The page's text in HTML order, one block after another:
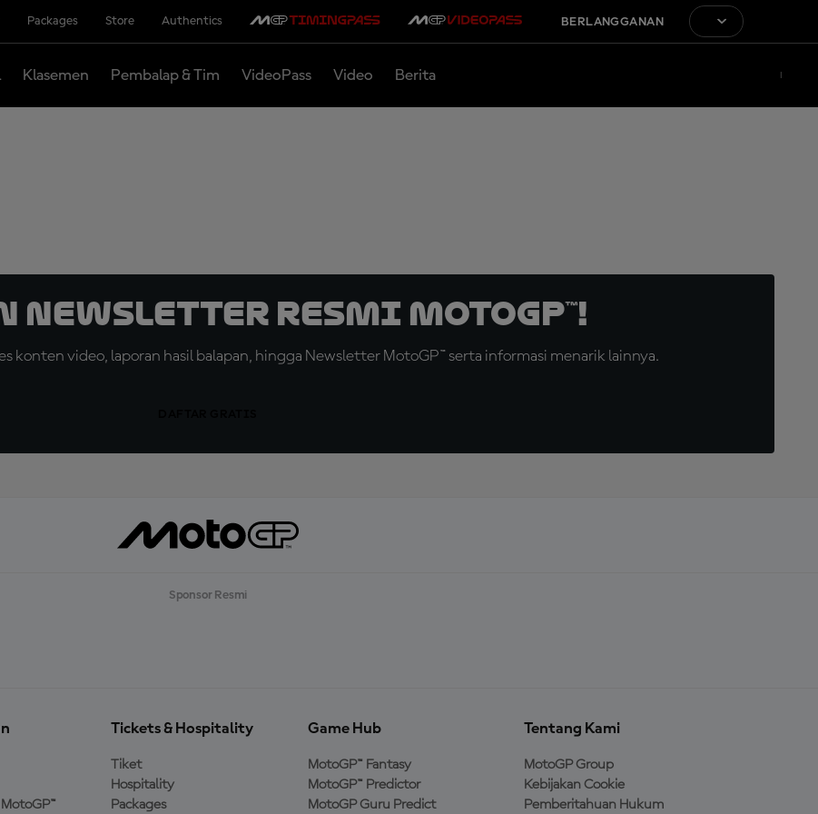
Packages Store Authentics BERLANGGANAN
Klasemen Pembalap & Tim VideoPass Video Berita
Newsletter Resmi MotoGP™!
konten video, laporan hasil balapan, hingga Newsletter MotoGP™ serta informasi menarik lainnya.
Sponsor Resmi
Tickets & Hospitality
Tiket
Hospitality
Packages
Game Hub
MotoGP™ Fantasy
MotoGP™ Predictor
MotoGP Guru Predict
Tentang Kami
MotoGP Group
Kebijakan Cookie
Pemberitahuan Hukum